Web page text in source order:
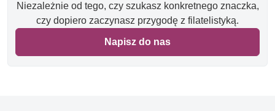
Niezależnie od tego, czy szukasz konkretnego znaczka,
czy dopiero zaczynasz przygodę z filatelistyką.
Napisz do nas